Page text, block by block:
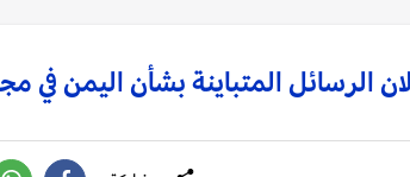
الرسائل المتباينة بشأن اليمن في